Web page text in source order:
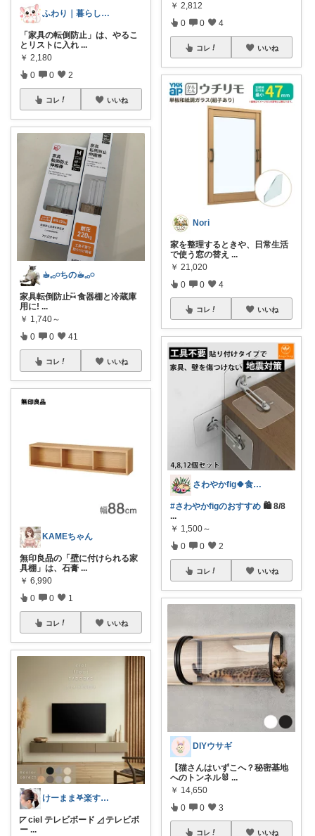
ふわり｜暮らしの負担をかるくする日用品
「家具の転倒防止」は、やるこ
とリストに入れ ...
￥ 2,180
0 0 2
コレ いいね
☕︎︎𓈒𓂂𓏸ちの☕︎︎𓈒𓂂𓏸
家具転倒防止⑅⃛ 食器棚と冷蔵庫
用に! ...
￥ 1,740～
0 0 41
コレ いいね
KAMEちゃん
無印良品の「壁に付けられる家
具棚」は、石膏 ...
￥ 6,990
0 0 1
コレ いいね
けーまま𖤐楽する家づくり☀︎*.｡
◸ ciel テレビボード ◿ テレビボ
ー ...
￥ 2,812
0 0 4
コレ いいね
Nori
家を整理するときや、日常生活
で使う窓の替え ...
￥ 21,020
0 0 4
コレ いいね
さわやかfig🍀食と暮らしを楽しむ
#さわやかfigのおすすめ 🛍️ 8/8
...
￥ 1,500～
0 0 2
コレ いいね
DIYウサギ
【猫さんはいずこへ？秘密基地
へのトンネル🐰 ...
￥ 14,650
0 0 3
コレ いいね